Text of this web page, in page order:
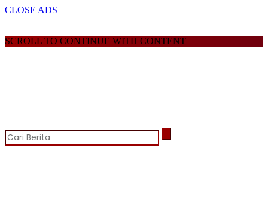
CLOSE ADS
SCROLL TO CONTINUE WITH CONTENT